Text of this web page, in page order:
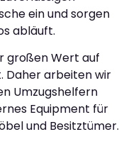
ein und sorgen
abläuft.
großen Wert auf
Daher arbeiten wir
Umzugshelfern
Equipment für
und Besitztümer.